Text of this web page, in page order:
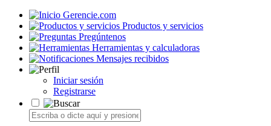
Gerencie.com
Productos y servicios
Pregúntenos
Herramientas y calculadoras
Mensajes recibidos
Iniciar sesión
Registrarse